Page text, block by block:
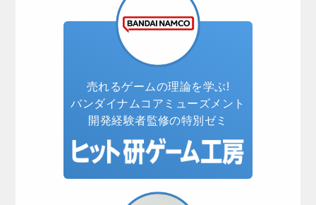
売れるゲームの理論を学ぶ!
バンダイナムコアミューズメント
開発経験者監修の特別ゼミ